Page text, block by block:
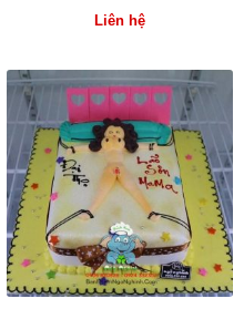
Liên hệ